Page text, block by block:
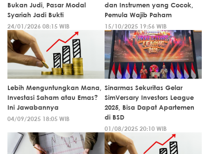
Bukan Judi, Pasar Modal
Syariah Jadi Bukti
24/01/2026 08:15 WIB
dan Instrumen yang Cocok,
Pemula Wajib Paham
15/10/2025 19:56 WIB
Lebih Menguntungkan Mana,
Investasi Saham atau Emas?
Ini Jawabannya
04/09/2025 18:05 WIB
Sinarmas Sekuritas Gelar
SimVersary Investors League
2025, Bisa Dapat Apartemen
di BSD
01/08/2025 20:10 WIB